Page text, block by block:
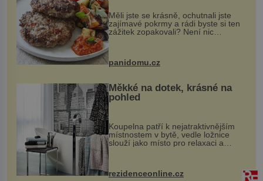
Měli jste se krásně, ochutnali jste
zajímavé pokrmy a rádi byste si ten
zážitek zopakovali? Není nic
snazšího. Pljeskavica (10 porcí)
Možná jste ji ochutnali na dovolené v
panidomu.cz
Měkké na dotek, krásné na
pohled
Koupelna patří k nejatraktivnějším
místnostem v bytě, vedle ložnice
slouží jako místo pro relaxaci a
odpočinek. Koupelnový textil –
ručníky, osušky a koberečky –
mohou jako mávnutím kouzelného
proutku...
rezidenceonline.cz